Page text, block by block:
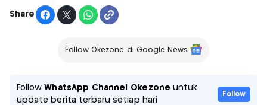
Share
Follow Okezone di Google News
FollowWhatsApp Channel Okezone untuk
update berita terbaru setiap hari
Follow